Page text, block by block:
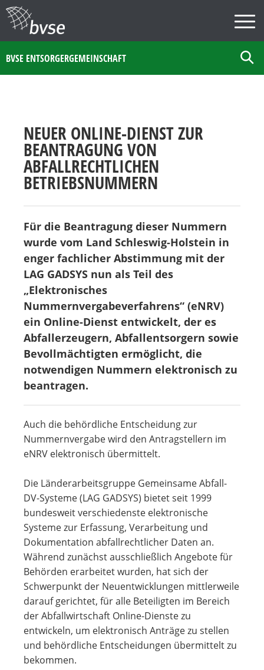
BVSE ENTSORGERGEMEINSCHAFT
NEUER ONLINE-DIENST ZUR
BEANTRAGUNG VON
ABFALLRECHTLICHEN
BETRIEBSNUMMERN
Für die Beantragung dieser Nummern
wurde vom Land Schleswig-Holstein in
enger fachlicher Abstimmung mit der
LAG GADSYS nun als Teil des
„Elektronisches
Nummernvergabeverfahrens“ (eNRV)
ein Online-Dienst entwickelt, der es
Abfallerzeugern, Abfallentsorgern sowie
Bevollmächtigten ermöglicht, die
notwendigen Nummern elektronisch zu
beantragen.
Auch die behördliche Entscheidung zur
Nummernvergabe wird den Antragstellern im
eNRV elektronisch übermittelt.
Die Länderarbeitsgruppe Gemeinsame Abfall-
DV-Systeme (LAG GADSYS) bietet seit 1999
bundesweit verschiedenste elektronische
Systeme zur Erfassung, Verarbeitung und
Dokumentation abfallrechtlicher Daten an.
Während zunächst ausschließlich Angebote für
Behörden erarbeitet wurden, hat sich der
Schwerpunkt der Neuentwicklungen mittlerweile
darauf gerichtet, für alle Beteiligten im Bereich
der Abfallwirtschaft Online-Dienste zu
entwickeln, um elektronisch Anträge zu stellen
und behördliche Entscheidungen übermittelt zu
bekommen.